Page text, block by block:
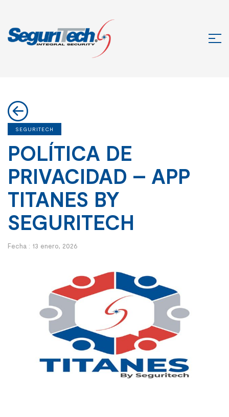
SEGURITECH
POLÍTICA DE
PRIVACIDAD – APP
TITANES BY
SEGURITECH
Fecha : 13 enero, 2026